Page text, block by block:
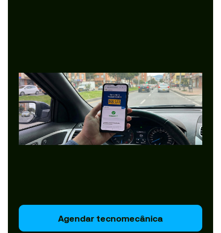
Agendar tecnomecânica